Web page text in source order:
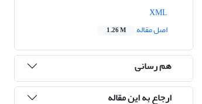
اصل مقاله
1.26 M
هم رسانی
ارجاع به این مقاله